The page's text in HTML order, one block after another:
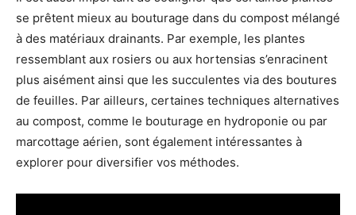
se prêtent mieux au bouturage dans du compost mélangé
à des matériaux drainants. Par exemple, les plantes
ressemblant aux rosiers ou aux hortensias s’enracinent
plus aisément ainsi que les succulentes via des boutures
de feuilles. Par ailleurs, certaines techniques alternatives
au compost, comme le bouturage en hydroponie ou par
marcottage aérien, sont également intéressantes à
explorer pour diversifier vos méthodes.